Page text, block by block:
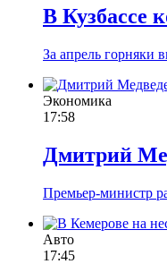
В Кузбассе
За апрель горняки
Экономика
17:58
Дмитрий
Премьер-министр
Авто
17:45